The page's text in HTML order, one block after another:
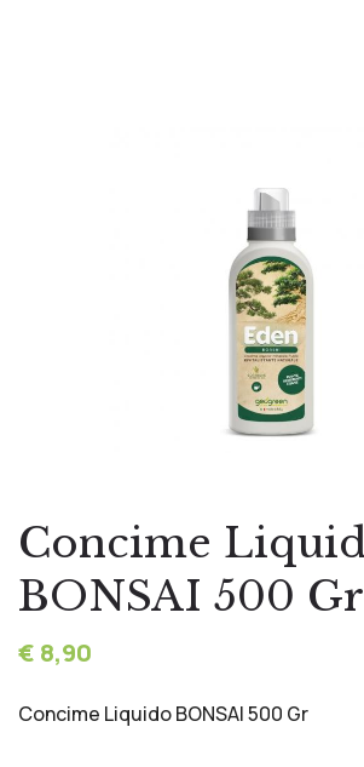
Concime
BONSAI 500 Gr
€ 8,90
Concime Liquido BONSAI 500 Gr